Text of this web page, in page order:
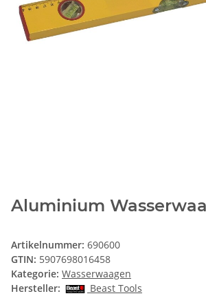
Aluminium
Artikelnummer: 690600
GTIN: 5907698016458
Kategorie: Wasserwaagen
Hersteller:
Beast Tools